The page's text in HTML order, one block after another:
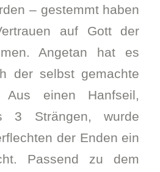
– gestemmt haben
auf Gott der
Angetan hat es
der selbst gemachte
Aus einen Hanfseil,
3 Strängen, wurde
der Enden ein
Passend zu dem